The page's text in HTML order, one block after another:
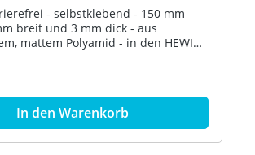
- selbstklebend - 150 mm
breit und 3 mm dick - aus
mattem Polyamid - in den HEWI
(Felsgrau), 92 (Anthrazitgrau) und
In den Warenkorb